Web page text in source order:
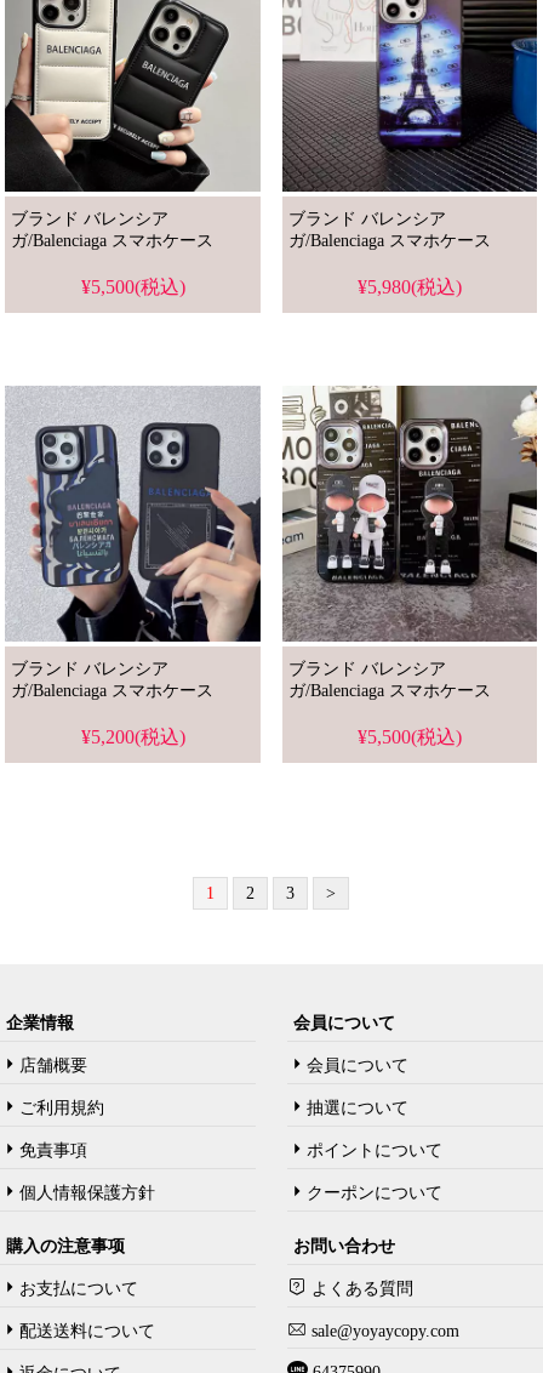
ブランド バレンシア
ガ/Balenciaga スマホケース
¥5,500(税込)
ブランド バレンシア
ガ/Balenciaga スマホケース
¥5,980(税込)
ブランド バレンシア
ガ/Balenciaga スマホケース
¥5,200(税込)
ブランド バレンシア
ガ/Balenciaga スマホケース
¥5,500(税込)
1 2 3 >
企業情報
店舗概要
ご利用規約
免責事項
個人情報保護方針
会員について
会員について
抽選について
ポイントについて
クーポンについて
購入の注意事项
お支払について
配送送料について
お問い合わせ
よくある質問
sale@yoyaycopy.com